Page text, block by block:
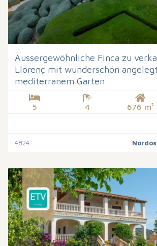
Aussergewöhnliche Finca zu
Llorenç mit wunderschön
mediterranem Garten
5 4 676 m²
4824